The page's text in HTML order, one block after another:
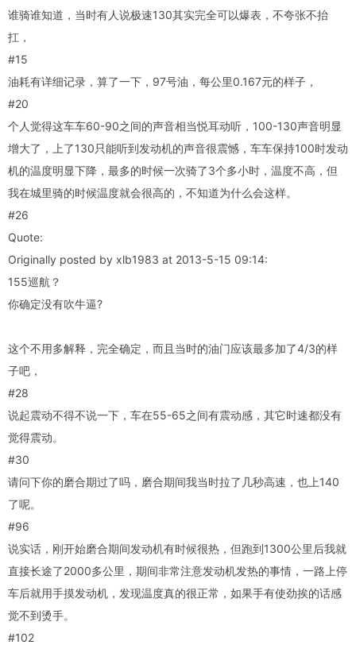
谁骑谁知道，当时有人说极速130其实完全可以爆表，不夸张不抬
扛，
#15
油耗有详细记录，算了一下，97号油，每公里0.167元的样子，
#20
个人觉得这车车60-90之间的声音相当悦耳动听，100-130声音明显
增大了，上了130只能听到发动机的声音很震憾，车车保持100时发动
机的温度明显下降，最多的时候一次骑了3个多小时，温度不高，但
我在城里骑的时候温度就会很高的，不知道为什么会这样。
#26
Quote:
Originally posted by xlb1983 at 2013-5-15 09:14:
155巡航？
你确定没有吹牛逼?
这个不用多解释，完全确定，而且当时的油门应该最多加了4/3的样
子吧，
#28
说起震动不得不说一下，车在55-65之间有震动感，其它时速都没有
觉得震动。
#30
请问下你的磨合期过了吗，磨合期间我当时拉了几秒高速，也上140
了呢。
#96
说实话，刚开始磨合期间发动机有时候很热，但跑到1300公里后我就
直接长途了2000多公里，期间非常注意发动机发热的事情，一路上停
车后就用手摸发动机，发现温度真的很正常，如果手有使劲挨的话感
觉不到烫手。
#102